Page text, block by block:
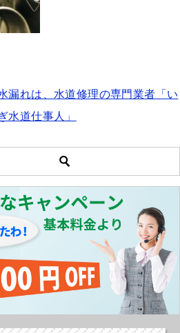
漏れは、水道修理の専門業者「い
水道仕事人」